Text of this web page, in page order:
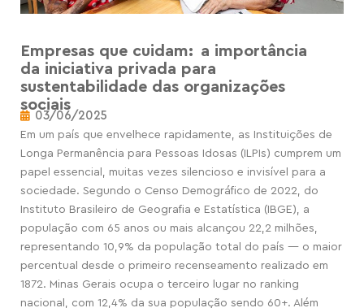
Empresas que cuidam: a importância
da iniciativa privada para
sustentabilidade das organizações
sociais
03/06/2025
Em um país que envelhece rapidamente, as Instituições de
Longa Permanência para Pessoas Idosas (ILPIs) cumprem um
papel essencial, muitas vezes silencioso e invisível para a
sociedade. Segundo o Censo Demográfico de 2022, do
Instituto Brasileiro de Geografia e Estatística (IBGE), a
população com 65 anos ou mais alcançou 22,2 milhões,
representando 10,9% da população total do país — o maior
percentual desde o primeiro recenseamento realizado em
1872. Minas Gerais ocupa o terceiro lugar no ranking
nacional, com 12,4% da sua população sendo 60+. Além